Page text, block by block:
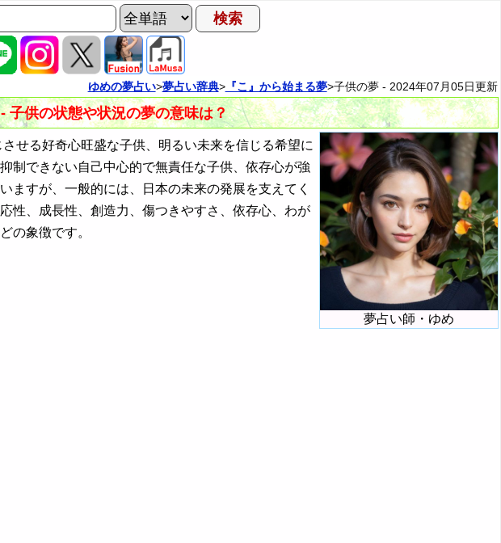
ゆめの夢占い>夢占い辞典>『こ』から始まる夢>子供の夢 - 2024年07月05日更新
子供の状態や状況の夢の意味は？
夢占い師・ゆめ
せる好奇心旺盛な子供、明るい未来を信じる希望に
制できない自己中心的で無責任な子供、依存心が強
ますが、一般的には、日本の未来の発展を支えてく
性、成長性、創造力、傷つきやすさ、依存心、わが
の象徴です。